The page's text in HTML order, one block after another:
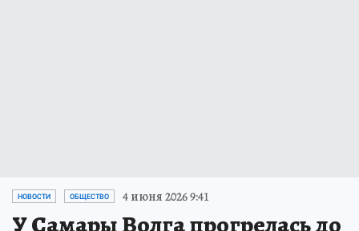
НОВОСТИ ОБЩЕСТВО 4 июня 2026 9:41
У Самары Волга прогрелась до